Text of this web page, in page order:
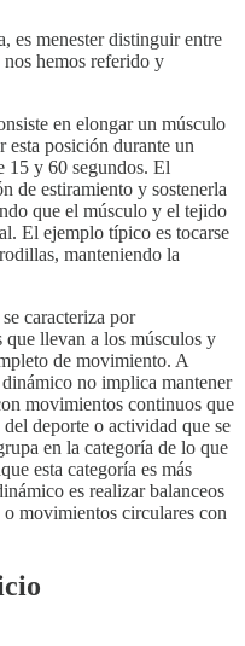
es menester distinguir entre
hemos referido y
en elongar un músculo
esta posición durante un
15 y 60 segundos. El
de estiramiento y sostenerla
que el músculo y el tejido
El ejemplo típico es tocarse
manteniendo la
caracteriza por
llevan a los músculos y
de movimiento. A
no implica mantener
movimientos continuos que
deporte o actividad que se
en la categoría de lo que
esta categoría es más
es realizar balanceos
o movimientos circulares con